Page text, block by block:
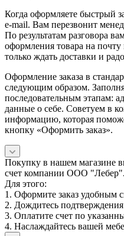
Когда оформляете быстрый
e-mail. Вам перезвонит
По результатам разговора
оформления товара на
только ждать доставки и
Оформление заказа в
следующим образом.
последовательным этапам:
данные о себе. Советуем в
информацию, которая
кнопку «Оформить заказ».
Покупку в нашем магазине
счет компании ООО "Лебер".
Для этого:
1. Оформите заказ удобным
2. Дождитесь
3. Оплатите счет по
4. Наслаждайтесь вашей